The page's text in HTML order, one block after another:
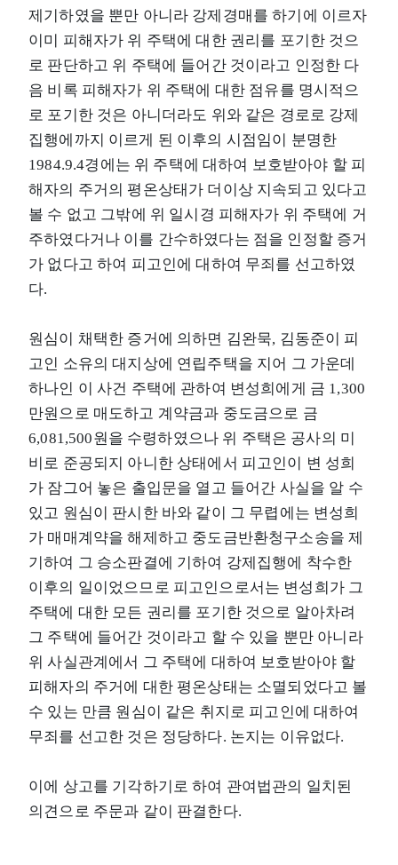
제기하였을 뿐만 아니라 강제경매를 하기에 이르자
이미 피해자가 위 주택에 대한 권리를 포기한 것으
로 판단하고 위 주택에 들어간 것이라고 인정한 다
음 비록 피해자가 위 주택에 대한 점유를 명시적으
로 포기한 것은 아니더라도 위와 같은 경로로 강제
집행에까지 이르게 된 이후의 시점임이 분명한
1984.9.4경에는 위 주택에 대하여 보호받아야 할 피
해자의 주거의 평온상태가 더이상 지속되고 있다고
볼 수 없고 그밖에 위 일시경 피해자가 위 주택에 거
주하였다거나 이를 간수하였다는 점을 인정할 증거
가 없다고 하여 피고인에 대하여 무죄를 선고하였
다.
원심이 채택한 증거에 의하면 김완묵, 김동준이 피
고인 소유의 대지상에 연립주택을 지어 그 가운데
하나인 이 사건 주택에 관하여 변성희에게 금 1,300
만원으로 매도하고 계약금과 중도금으로 금
6,081,500원을 수령하였으나 위 주택은 공사의 미
비로 준공되지 아니한 상태에서 피고인이 변 성희
가 잠그어 놓은 출입문을 열고 들어간 사실을 알 수
있고 원심이 판시한 바와 같이 그 무렵에는 변성희
가 매매계약을 해제하고 중도금반환청구소송을 제
기하여 그 승소판결에 기하여 강제집행에 착수한
이후의 일이었으므로 피고인으로서는 변성희가 그
주택에 대한 모든 권리를 포기한 것으로 알아차려
그 주택에 들어간 것이라고 할 수 있을 뿐만 아니라
위 사실관계에서 그 주택에 대하여 보호받아야 할
피해자의 주거에 대한 평온상태는 소멸되었다고 볼
수 있는 만큼 원심이 같은 취지로 피고인에 대하여
무죄를 선고한 것은 정당하다. 논지는 이유없다.
이에 상고를 기각하기로 하여 관여법관의 일치된
의견으로 주문과 같이 판결한다.